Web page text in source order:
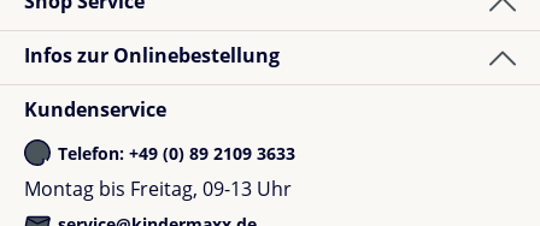
Infos zur Onlinebestellung
Kundenservice
Telefon: +49 (0) 89 2109 3633
Montag bis Freitag, 09-13 Uhr